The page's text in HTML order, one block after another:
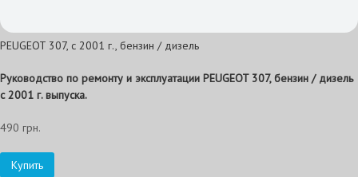
PEUGEOT 307, с 2001 г., бензин / дизель
Руководство по ремонту и эксплуатации PEUGEOT 307, бензин / дизель
с 2001 г. выпуска.
490 грн.
Купить